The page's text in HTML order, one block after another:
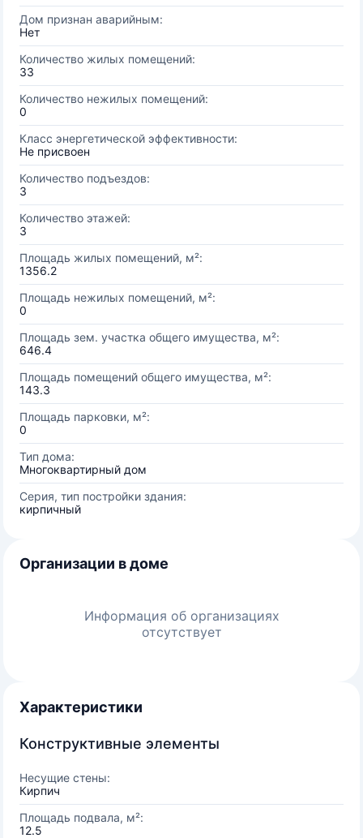
Дом признан аварийным:
Нет
Количество жилых помещений:
33
Количество нежилых помещений:
0
Класс энергетической эффективности:
Не присвоен
Количество подъездов:
3
Количество этажей:
3
Площадь жилых помещений, м²:
1356.2
Площадь нежилых помещений, м²:
0
Площадь зем. участка общего имущества, м²:
646.4
Площадь помещений общего имущества, м²:
143.3
Площадь парковки, м²:
0
Тип дома:
Многоквартирный дом
Серия, тип постройки здания:
кирпичный
Организации в доме
Информация об организациях
отсутствует
Характеристики
Конструктивные элементы
Несущие стены:
Кирпич
Площадь подвала, м²:
12.5